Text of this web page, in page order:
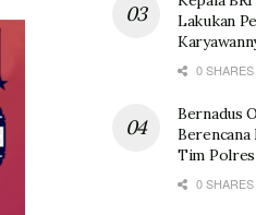
Lakukan
0 SHARES
Bernadus
Tim
0 SHARES